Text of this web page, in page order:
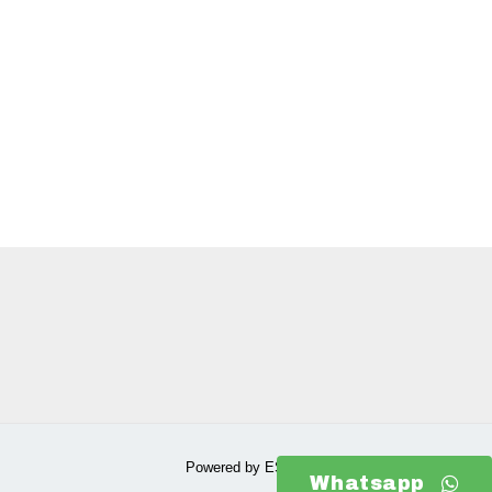
Whatsapp
Powered by ESCUELA DE CERVECEROS